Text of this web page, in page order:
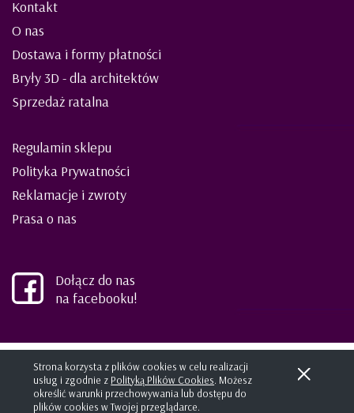
Strona korzysta z plików cookies w celu realizacji
usług i zgodnie z Polityką Plików Cookies. Możesz
określić warunki przechowywania lub dostępu do
plików cookies w Twojej przeglądarce.
Kontakt
O nas
Dostawa i formy płatności
Bryły 3D - dla architektów
Sprzedaż ratalna
Regulamin sklepu
Polityka Prywatności
Reklamacje i zwroty
Prasa o nas
Dołącz do nas
na facebooku!
©2021 ELIES meble dla dzieci i młodzieży
Projekt i wykonanie:kreatormarki.pl Sklep internetowy SHOPLO